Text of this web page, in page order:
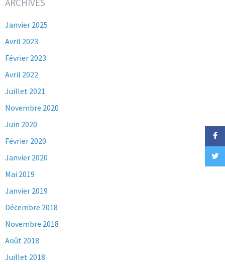
Janvier 2025
Avril 2023
Février 2023
Avril 2022
Juillet 2021
Novembre 2020
Juin 2020
Février 2020
Janvier 2020
Mai 2019
Janvier 2019
Décembre 2018
Novembre 2018
Août 2018
Juillet 2018